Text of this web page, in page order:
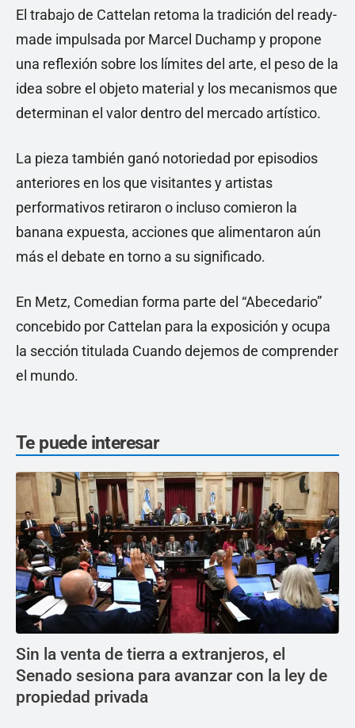
El trabajo de Cattelan retoma la tradición del ready-
made impulsada por Marcel Duchamp y propone
una reflexión sobre los límites del arte, el peso de la
idea sobre el objeto material y los mecanismos que
determinan el valor dentro del mercado artístico.
La pieza también ganó notoriedad por episodios
anteriores en los que visitantes y artistas
performativos retiraron o incluso comieron la
banana expuesta, acciones que alimentaron aún
más el debate en torno a su significado.
En Metz, Comedian forma parte del “Abecedario”
concebido por Cattelan para la exposición y ocupa
la sección titulada Cuando dejemos de comprender
el mundo.
Te puede interesar
Sin la venta de tierra a extranjeros, el
Senado sesiona para avanzar con la ley de
propiedad privada